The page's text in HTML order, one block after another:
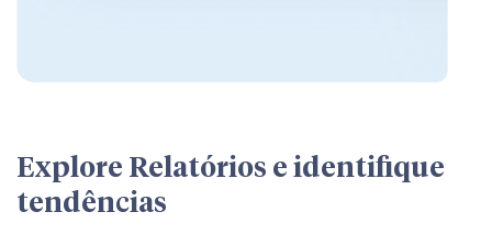
Explore Relatórios e identifique
tendências